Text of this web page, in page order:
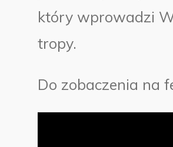
który wprowadzi
tropy.
Do zobaczenia na